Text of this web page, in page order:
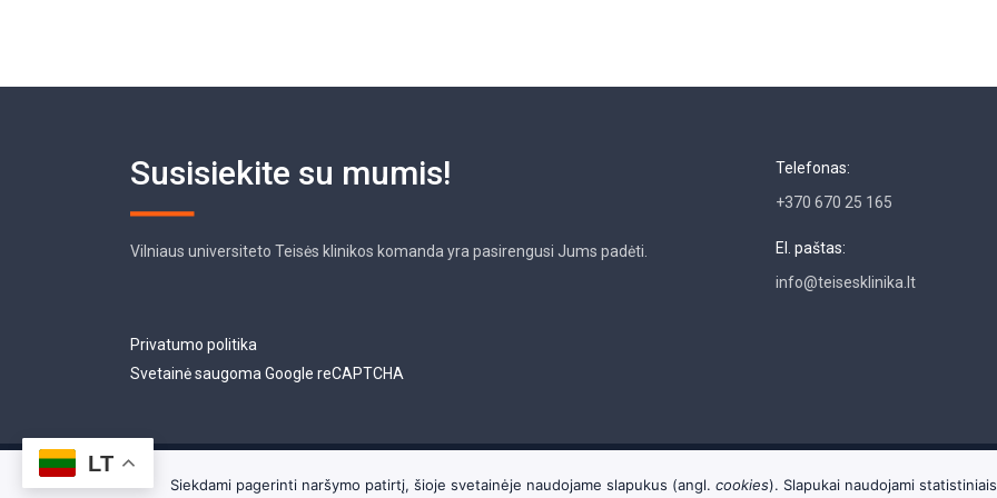
Susisiekite su mumis!
Vilniaus universiteto Teisės klinikos komanda yra pasirengusi Jums padėti.
Telefonas:
+370 670 25 165
El. paštas:
info@teisesklinika.lt
Privatumo politika
Svetainė saugoma Google reCAPTCHA
LT
Siekdami pagerinti naršymo patirtį, šioje svetainėje naudojame slapukus (angl. cookies). Slapukai naudojami